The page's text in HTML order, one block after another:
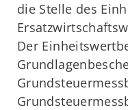
die Stelle des
Der